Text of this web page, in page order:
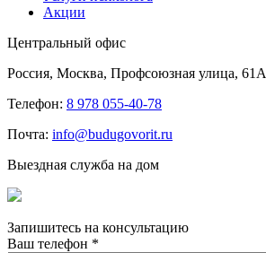
Акции
Центральный офис
Россия, Москва, Профсоюзная улица, 61А
Телефон: 8 978 055-40-78
Почта: info@budugovorit.ru
Выездная служба на дом
Запишитесь на консультацию
Ваш телефон *